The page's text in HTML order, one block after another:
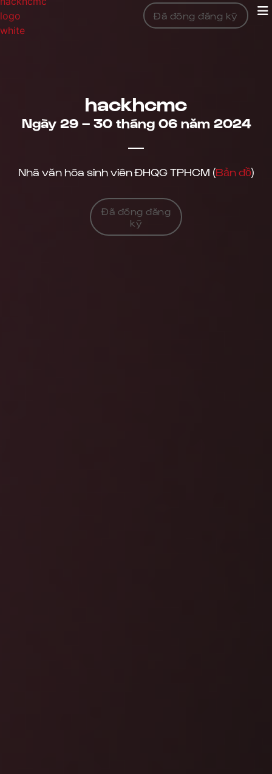
Đã đóng đăng ký
hackhcmc
Ngày 29 – 30 tháng 06​ năm 2024
Nhà văn hóa sinh viên ĐHQG TPHCM (Bản đồ)
Đã đóng đăng
ký